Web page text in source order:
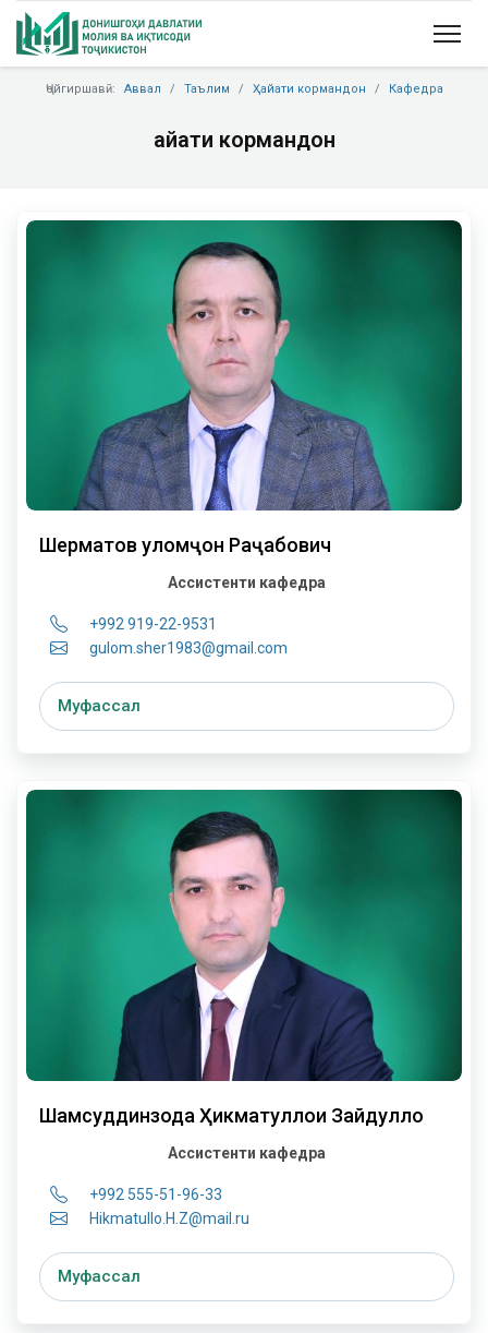
Ҷойгиршавӣ: Аввал Таълим Ҳайати кормандон Кафедра
Ҳайати кормандон
Шерматов Ғуломҷон Раҷабович
Ассистенти кафедра
+992 919-22-9531
gulom.sher1983@gmail.com
Муфассал
Шамсуддинзода Ҳикматуллои Зайдулло
Ассистенти кафедра
+992 555-51-96-33
Hikmatullo.H.Z@mail.ru
Муфассал